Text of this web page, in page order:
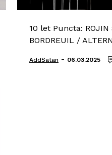
10 let Puncta: ROJIN
BORDREUIL /
AddSatan - 06.03.2025